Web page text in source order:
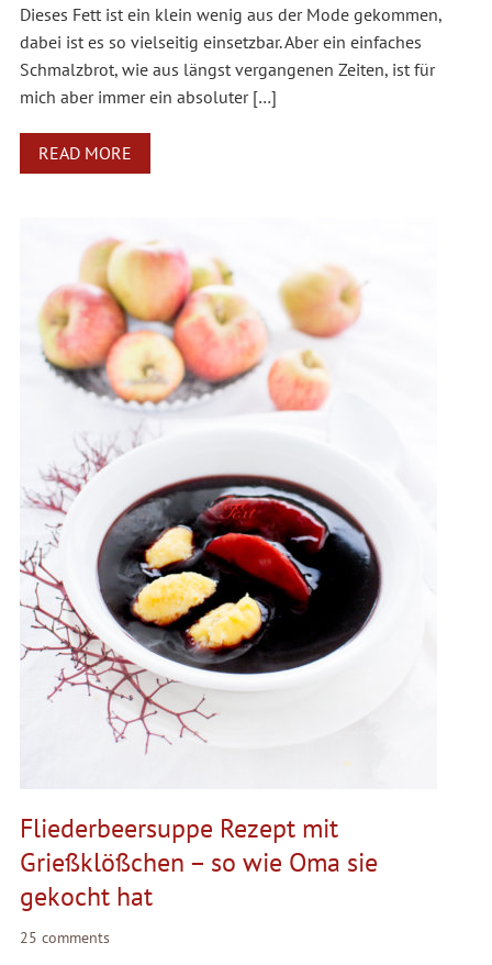
Dieses Fett ist ein klein wenig aus der Mode gekommen,
dabei ist es so vielseitig einsetzbar. Aber ein einfaches
Schmalzbrot, wie aus längst vergangenen Zeiten, ist für
mich aber immer ein absoluter […]
READ MORE
Fliederbeersuppe Rezept mit
Grießklößchen – so wie Oma sie
gekocht hat
25 comments